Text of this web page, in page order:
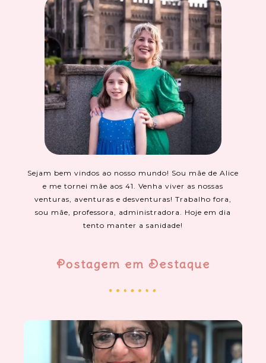
Sejam bem vindos ao nosso mundo! Sou mãe de Alice
e me tornei mãe aos 41. Venha viver as nossas
venturas, aventuras e desventuras! Trabalho fora,
sou mãe, professora, administradora. Hoje em dia
tento manter a sanidade!
Postagem em Destaque